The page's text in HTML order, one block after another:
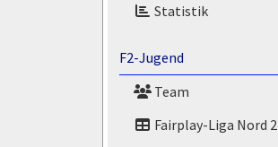
Statistik
F2-Jugend
Team
Fairplay-Liga Nord 2